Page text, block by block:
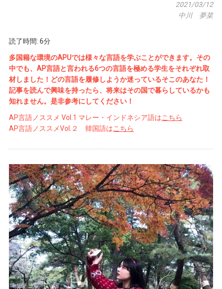
2021/03/12
中川 夢菜
読了時間: 6分
多国籍な環境のAPUでは様々な言語を学ぶことができます。その
中でも、AP言語と言われる6つの言語を極める学生をそれぞれ取
材しました！どの言語を履修しようか迷っているそこのあなた！
記事を読んで興味を持ったら、将来はその国で暮らしているかも
知れません。是非参考にしてください！
AP言語ノススメ Vol.1 マレー・インドネシア語はこちら
AP言語ノススメVol.２ 韓国語はこちら